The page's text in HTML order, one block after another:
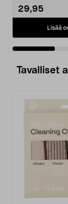
29,95
Lisää
Tavalliset